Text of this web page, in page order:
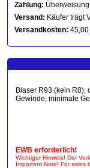
Zahlung:
Versand: Käufer trägt
Versandkosten: 45,00
Blaser R93 (kein R8),
Gewinde, minimale
EWB erforderlich!
Wichtiger Hinweis! Der
Important Note! For sales